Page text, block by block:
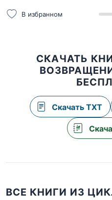
В избранном
СКАЧАТЬ
Скачать TXT
ВСЕ КНИГИ ИЗ